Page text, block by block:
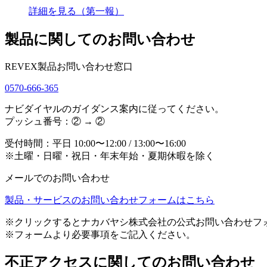
詳細を見る（第一報）
製品に関してのお問い合わせ
REVEX製品お問い合わせ窓口
0570-666-365
ナビダイヤルのガイダンス案内に従ってください。
プッシュ番号：② → ②
受付時間：平日 10:00〜12:00 / 13:00〜16:00
※土曜・日曜・祝日・年末年始・夏期休暇を除く
メールでのお問い合わせ
製品・サービスのお問い合わせフォームはこちら
※クリックするとナカバヤシ株式会社の公式お問い合わせフ
※フォームより必要事項をご記入ください。
不正アクセスに関してのお問い合わせ